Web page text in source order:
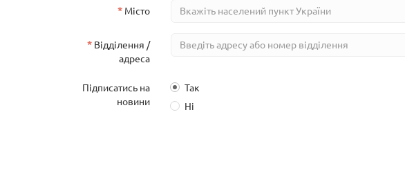
Місто
Відділення /
адреса
Підписатись на
новини
Так
Ні